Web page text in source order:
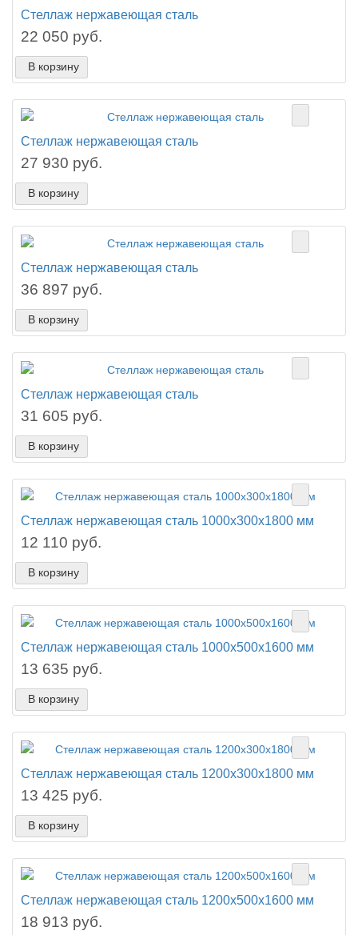
Стеллаж нержавеющая сталь
22 050 руб.
В корзину
Стеллаж нержавеющая сталь
27 930 руб.
В корзину
Стеллаж нержавеющая сталь
36 897 руб.
В корзину
Стеллаж нержавеющая сталь
31 605 руб.
В корзину
Стеллаж нержавеющая сталь 1000х300х1800 мм
12 110 руб.
В корзину
Стеллаж нержавеющая сталь 1000х500х1600 мм
13 635 руб.
В корзину
Стеллаж нержавеющая сталь 1200х300х1800 мм
13 425 руб.
В корзину
Стеллаж нержавеющая сталь 1200х500х1600 мм
18 913 руб.